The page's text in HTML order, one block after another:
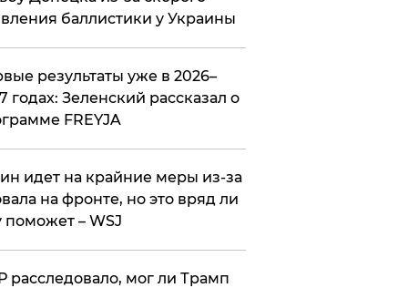
баллистики у Украины
результаты уже в 2026–
годах: Зеленский рассказал о
FREYJA
идет на крайние меры из-за
на фронте, но это вряд ли
поможет – WSJ
расследовало, мог ли Трамп